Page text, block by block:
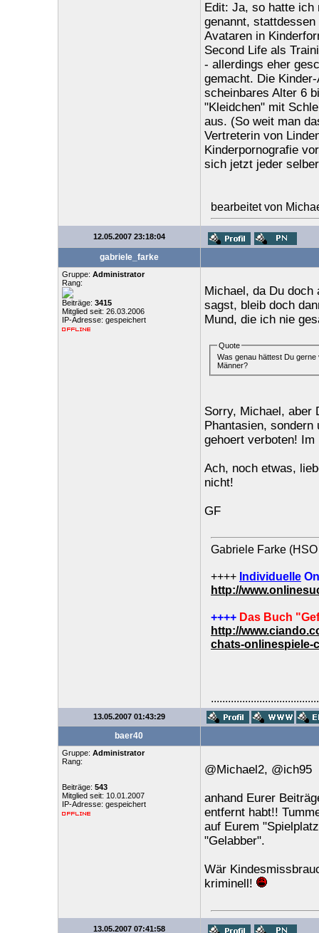
Edit: Ja, so hatte ich
genannt,
Avataren in
Second Life als
- allerdings eher
gemacht. Die
scheinbares Alter 6
"Kleidchen" mit
aus. (So weit man
Vertreterin von
Kinderpornografie
sich jetzt jeder
bearbeitet von
12.05.2007 23:18:04
gabriele_farke
Gruppe: Administrator
Rang:
Beiträge: 3415
Mitglied seit: 26.03.2006
IP-Adresse: gespeichert
Michael, da Du doch
sagst, bleib doch
Mund, die ich nie
Quote
Was genau hättest Du
Männer?
Sorry, Michael, aber
Phantasien,
gehoert verboten! Im
Ach, noch etwas,
nicht!
GF
Gabriele Farke (HSO
++++ Individuelle
http://
++++ Das Buch
http://
chats-onlinespiele-
13.05.2007 01:43:29
baer40
Gruppe: Administrator
Rang:
Beiträge: 543
Mitglied seit: 10.01.2007
IP-Adresse: gespeichert
@Michael2, @ich95
anhand Eurer
entfernt habt!!
auf Eurem
"Gelabber".
Wär
kriminell!
13.05.2007 07:41:58